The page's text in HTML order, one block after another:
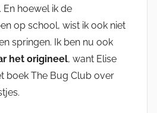
En hoewel ik de
op school, wist ik ook niet
springen. Ik ben nu ook
het origineel, want Elise
boek The Bug Club over